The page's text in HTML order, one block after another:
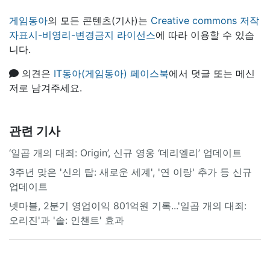
게임동아의 모든 콘텐츠(기사)는 Creative commons 저작
자표시-비영리-변경금지 라이선스에 따라 이용할 수 있습
니다.
의견은 IT동아(게임동아) 페이스북에서 덧글 또는 메신
저로 남겨주세요.
관련 기사
‘일곱 개의 대죄: Origin’, 신규 영웅 ‘데리엘리’ 업데이트
3주년 맞은 '신의 탑: 새로운 세계', '연 이랑' 추가 등 신규
업데이트
넷마블, 2분기 영업이익 801억원 기록...'일곱 개의 대죄:
오리진'과 '솔: 인챈트' 효과